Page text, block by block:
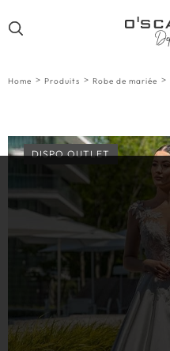
Home > Produits > Robe de mariée >
DISPO OUTLET